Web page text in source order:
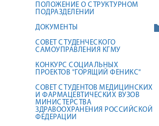
ПОЛОЖЕНИЕ О СТРУКТУРНОМ
ПОДРАЗДЕЛЕНИИ
ДОКУМЕНТЫ
СОВЕТ СТУДЕНЧЕСКОГО
САМОУПРАВЛЕНИЯ КГМУ
КОНКУРС СОЦИАЛЬНЫХ
ПРОЕКТОВ "ГОРЯЩИЙ ФЕНИКС"
СОВЕТ СТУДЕНТОВ МЕДИЦИНСКИХ
И ФАРМАЦЕВТИЧЕСКИХ ВУЗОВ
МИНИСТЕРСТВА
ЗДРАВООХРАНЕНИЯ РОССИЙСКОЙ
ФЕДЕРАЦИИ